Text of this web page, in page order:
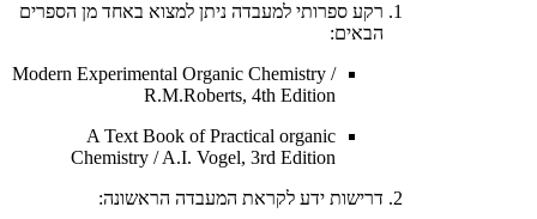
רקע ספרותי למעבדה ניתן למצוא באחד מן הספרים
הבאים:
Modern Experimental Organic Chemistry /
R.M.Roberts, 4th Edition
​A Text Book of Practical organic
Chemistry / A.I. Vogel, 3rd Edition
דרישות ידע לקראת המעבדה הראשונה: